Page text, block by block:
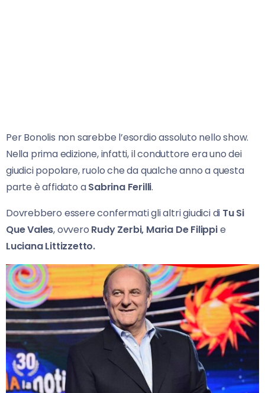
Per Bonolis non sarebbe l’esordio assoluto nello show.
Nella prima edizione, infatti, il conduttore era uno dei
giudici popolare, ruolo che da qualche anno a questa
parte è affidato aSabrina Ferilli.
Dovrebbero essere confermati gli altri giudici di Tu Si
Que Vales, ovvero Rudy Zerbi, Maria De Filippie
Luciana Littizzetto.